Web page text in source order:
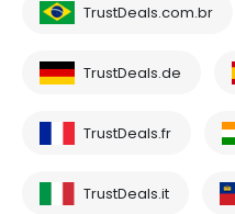
TrustDeals.com.br
TrustDeals.de
TrustDeals.fr
TrustDeals.it